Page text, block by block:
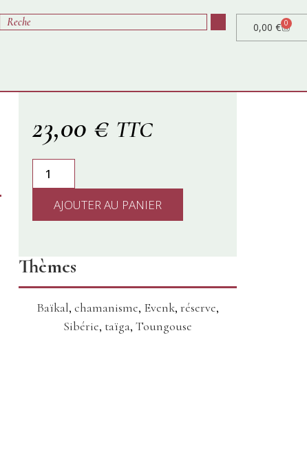
0,00€ 0
23,00 € TTC
AJOUTER AU PANIER
Thèmes
Baïkal, chamanisme, Evenk, réserve,
Sibérie, taïga, Toungouse